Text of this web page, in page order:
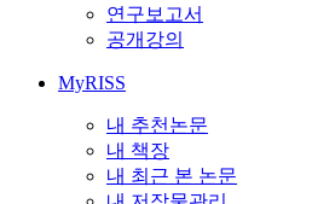
연구보고서
공개강의
MyRISS
내 추천논문
내 책장
내 최근 본 논문